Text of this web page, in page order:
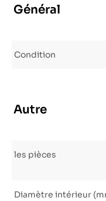
Général
Condition
Autre
les pièces
Diamètre intérieur